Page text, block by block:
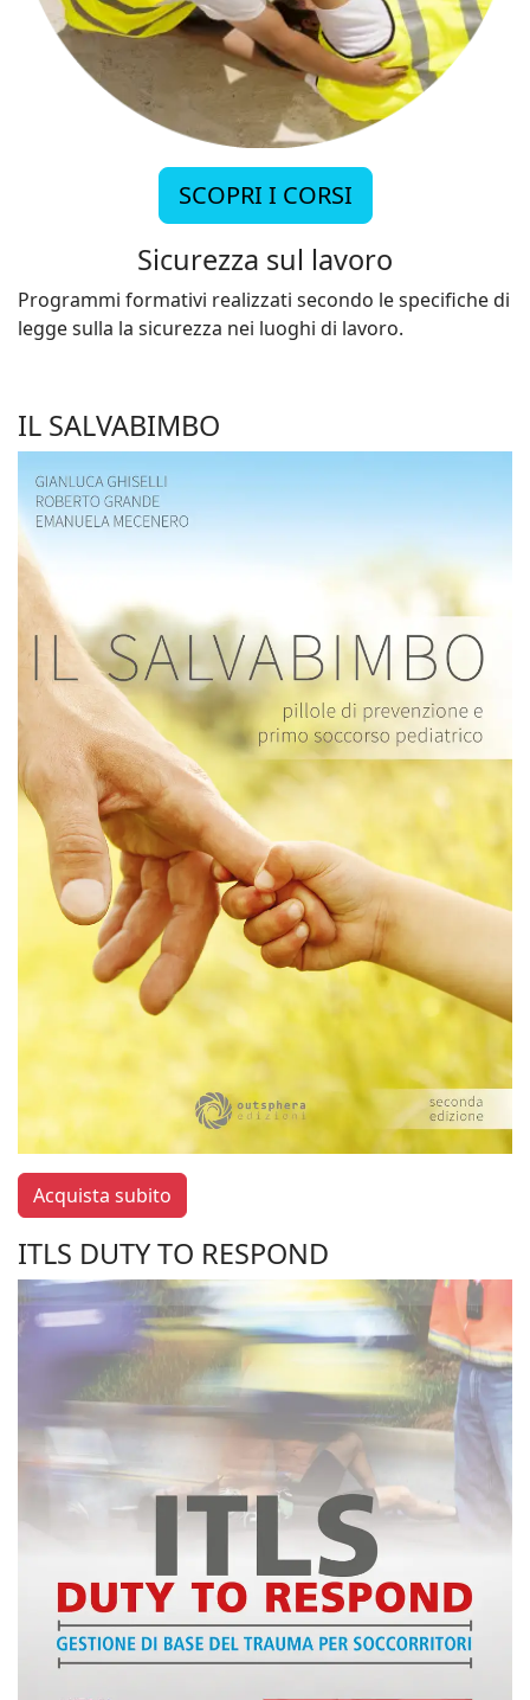
SCOPRI I CORSI
Sicurezza sul lavoro
Programmi formativi realizzati secondo le specifiche di
legge sulla la sicurezza nei luoghi di lavoro.
IL SALVABIMBO
Acquista subito
ITLS DUTY TO RESPOND